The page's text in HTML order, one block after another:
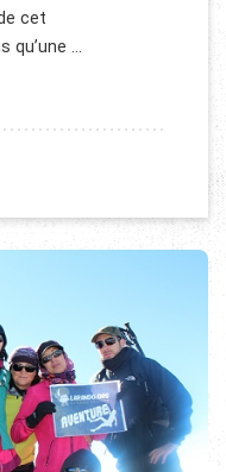
cet
…